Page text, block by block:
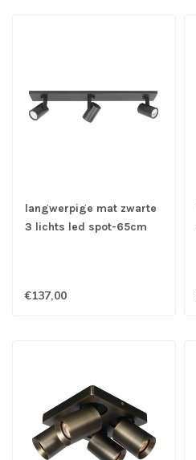
langwerpige mat zwarte
3 lichts led spot-65cm
€137,00